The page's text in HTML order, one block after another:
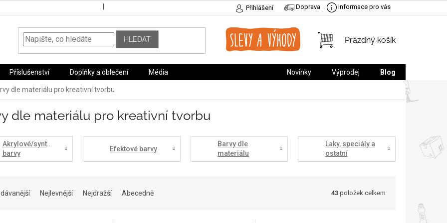
Přihlášení Doprava Informace pro vás
HLEDAT
NÁKUPNÍ
Prázdný košík
Příslušenství Doplňky a oblečení Média Novinky Výprodej Blog
dle materiálu pro kreativní tvorbu
dle materiálu pro kreativní tvorbu
Akrylové/syntetické
barvy
Efektové barvy
Barvy dle
materiálu
Laky, speciály a
ostatní
Nejlevnější Nejdražší Abecedně 43 položek celkem